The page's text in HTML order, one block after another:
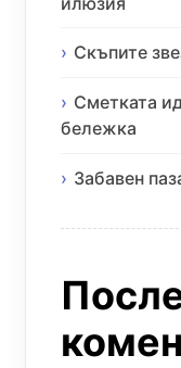
Скъпите
Сметката
бележка
Забавен